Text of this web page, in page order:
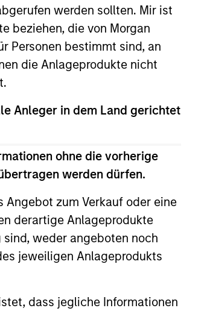
werden sollten. Mir ist
beziehen, die von Morgan
Personen bestimmt sind, an
die Anlageprodukte nicht
Anleger in dem Land gerichtet
ohne die vorherige
werden dürfen.
zum Verkauf oder eine
derartige Anlageprodukte
weder angeboten noch
jeweiligen Anlageprodukts
dass jegliche Informationen
Financial
in 2023 and
Sachs, most
complex
in their financial
his MBA in